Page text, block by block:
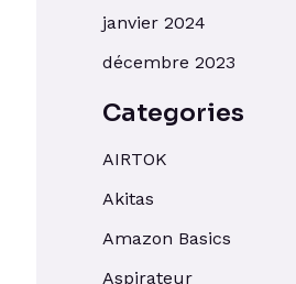
janvier 2024
décembre 2023
Categories
AIRTOK
Akitas
Amazon Basics
Aspirateur